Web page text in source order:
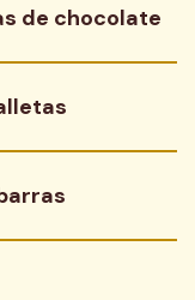
de chocolate